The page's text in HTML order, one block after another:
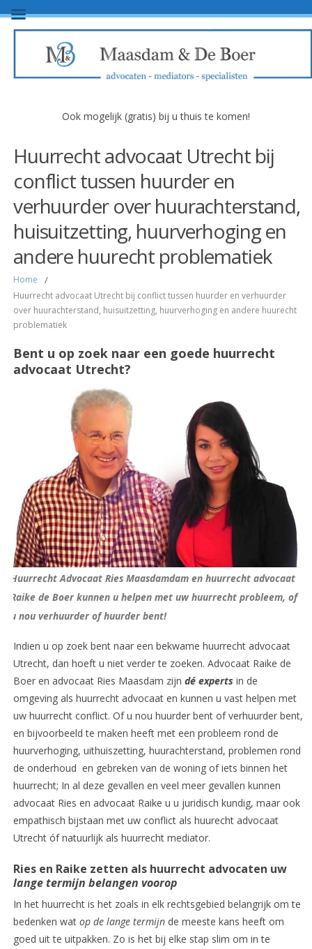
Ook mogelijk (gratis) bij u thuis te komen!
Huurrecht advocaat Utrecht bij
conflict tussen huurder en
verhuurder over huurachterstand,
huisuitzetting, huurverhoging en
andere huurecht problematiek
Home /
Huurrecht advocaat Utrecht bij conflict tussen huurder en verhuurder
over huurachterstand, huisuitzetting, huurverhoging en andere huurecht
problematiek
Bent u op zoek naar een goede huurrecht
advocaat Utrecht?
Huurrecht Advocaat Ries Maasdamdam en huurrecht advocaat
Raike de Boer kunnen u helpen met uw huurrecht probleem, of
u nou verhuurder of huurder bent!
Indien u op zoek bent naar een bekwame huurrecht advocaat
Utrecht, dan hoeft u niet verder te zoeken. Advocaat Raike de
Boer en advocaat Ries Maasdam zijn dé experts in de
omgeving als huurrecht advocaat en kunnen u vast helpen met
uw huurrecht conflict. Of u nou huurder bent of verhuurder bent,
en bijvoorbeeld te maken heeft met een probleem rond de
huurverhoging, uithuiszetting, huurachterstand, problemen rond
de onderhoud en gebreken van de woning of iets binnen het
huurrecht; In al deze gevallen en veel meer gevallen kunnen
advocaat Ries en advocaat Raike u u juridisch kundig, maar ook
empathisch bijstaan met uw conflict als huurecht advocaat
Utrecht óf natuurlijk als huurrecht mediator.
Ries en Raike zetten als huurrecht advocaten uw
lange termijn belangen voorop
In het huurrecht is het zoals in elk rechtsgebied belangrijk om te
bedenken wat op de lange termijnde meeste kans heeft om
goed uit te uitpakken. Zo is het bij elke stap slim om in te